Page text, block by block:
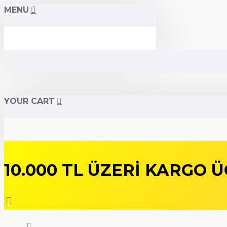
MENU
YOUR CART
10.000 TL ÜZERİ KARGO